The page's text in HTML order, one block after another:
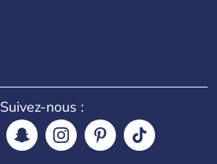
Suivez-nous :